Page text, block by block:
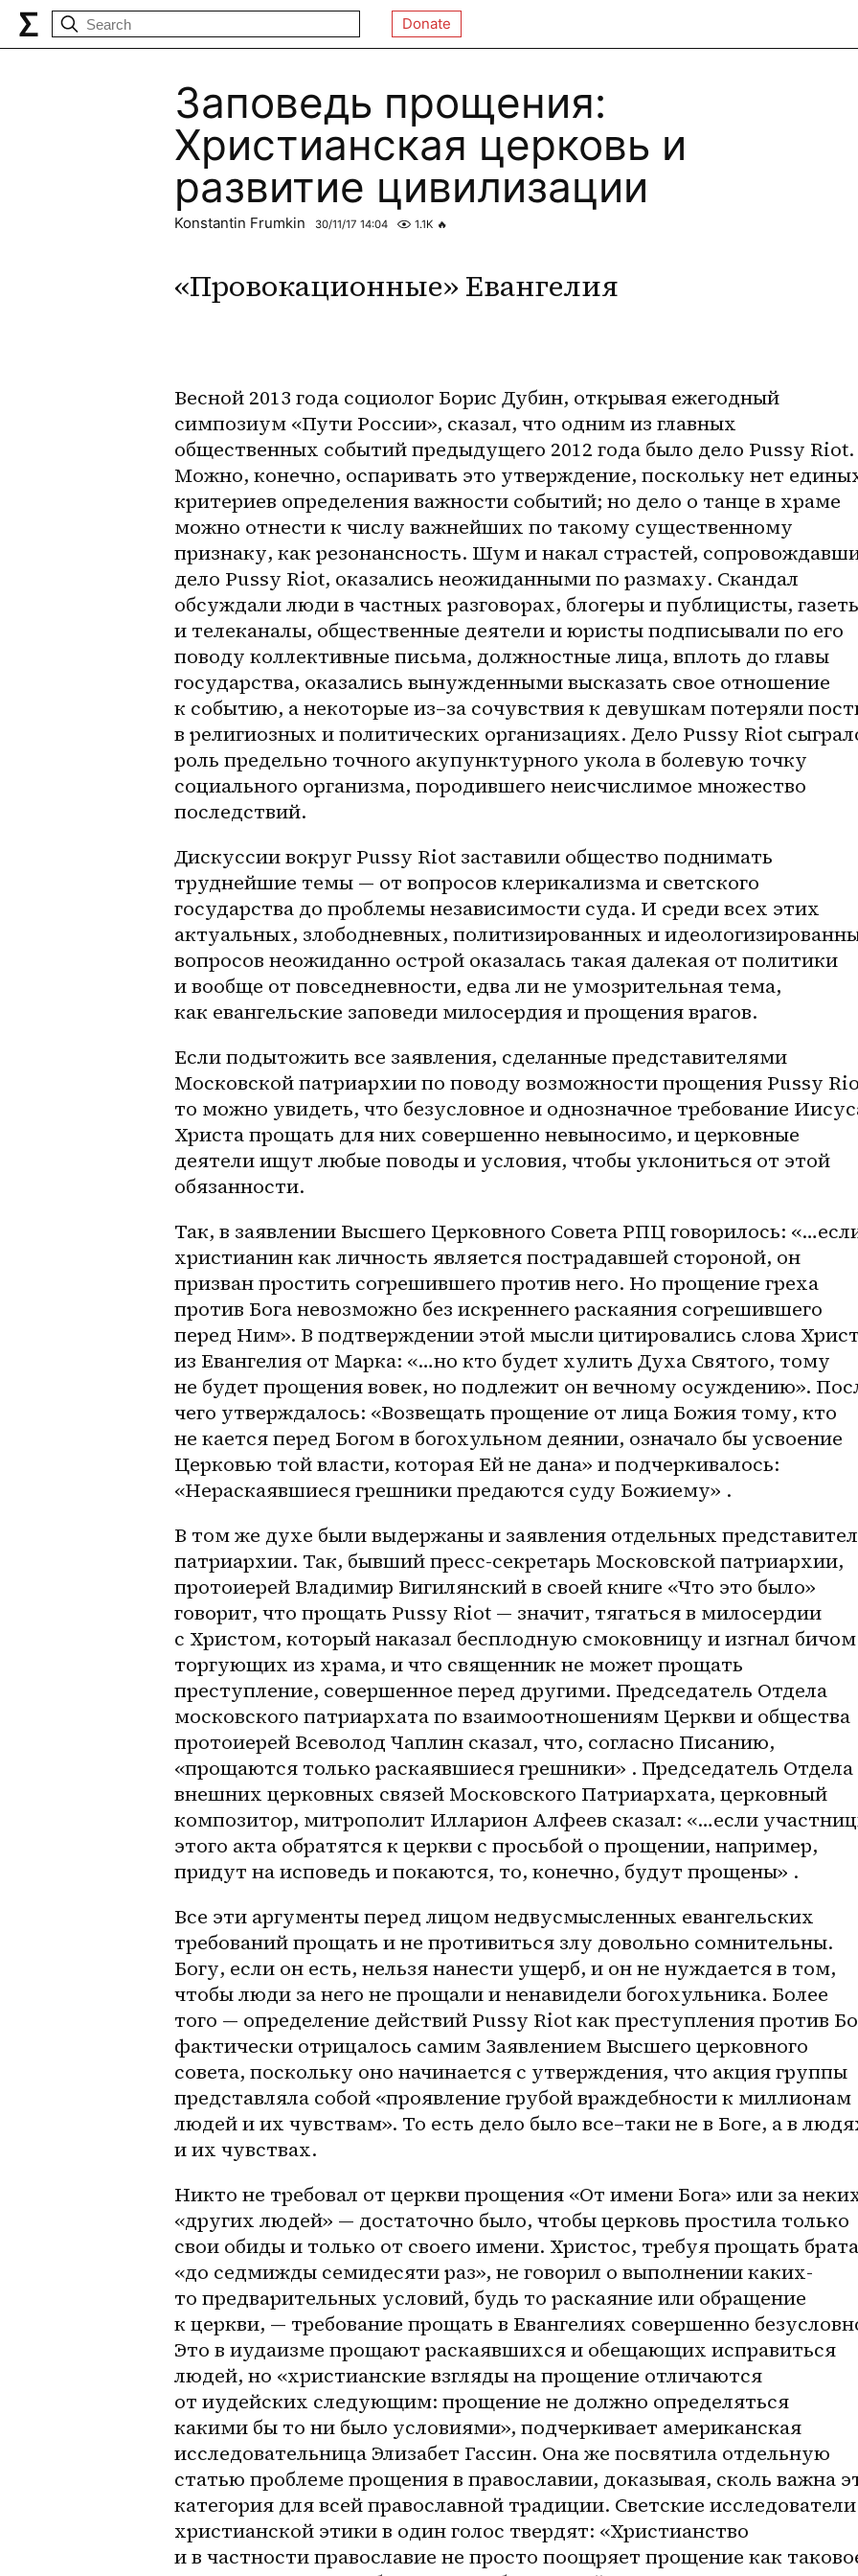
Donate
Заповедь прощения:
Христианская церковь и
развитие цивилизации
Konstantin Frumkin 30/11/17 14:04 1.1K 🔥
«Провокационные» Евангелия
Весной 2013 года социолог Борис Дубин, открывая ежегодный
симпозиум «Пути России», сказал, что одним из главных
общественных событий предыдущего 2012 года было дело Pussy Riot.
Можно, конечно, оспаривать это утверждение, поскольку нет
критериев определения важности событий; но дело о танце в храме
можно отнести к числу важнейших по такому существенному
признаку, как резонансность. Шум и накал страстей,
дело Pussy Riot, оказались неожиданными по размаху. Скандал
обсуждали люди в частных разговорах, блогеры и публицисты,
и телеканалы, общественные деятели и юристы подписывали по его
поводу коллективные письма, должностные лица, вплоть до главы
государства, оказались вынужденными высказать свое отношение
к событию, а некоторые из–за сочувствия к девушкам потеряли
в религиозных и политических организациях. Дело Pussy Riot
роль предельно точного акупунктурного укола в болевую точку
социального организма, породившего неисчислимое множество
последствий.
Дискуссии вокруг Pussy Riot заставили общество поднимать
труднейшие темы — от вопросов клерикализма и светского
государства до проблемы независимости суда. И среди всех этих
актуальных, злободневных, политизированных и
вопросов неожиданно острой оказалась такая далекая от политики
и вообще от повседневности, едва ли не умозрительная тема,
как евангельские заповеди милосердия и прощения врагов.
Если подытожить все заявления, сделанные представителями
Московской патриархии по поводу возможности прощения Pussy
то можно увидеть, что безусловное и однозначное требование
Христа прощать для них совершенно невыносимо, и церковные
деятели ищут любые поводы и условия, чтобы уклониться от этой
обязанности.
Так, в заявлении Высшего Церковного Совета РПЦ говорилось:
христианин как личность является пострадавшей стороной, он
призван простить согрешившего против него. Но прощение греха
против Бога невозможно без искреннего раскаяния согрешившего
перед Ним». В подтверждении этой мысли цитировались слова
из Евангелия от Марка: «…но кто будет хулить Духа Святого, тому
не будет прощения вовек, но подлежит он вечному осуждению».
чего утверждалось: «Возвещать прощение от лица Божия тому, кто
не кается перед Богом в богохульном деянии, означало бы усвоение
Церковью той власти, которая Ей не дана» и подчеркивалось:
«Нераскаявшиеся грешники предаются суду Божиему» .
В том же духе были выдержаны и заявления отдельных
патриархии. Так, бывший пресс-секретарь Московской патриархии,
протоиерей Владимир Вигилянский в своей книге «Что это было»
говорит, что прощать Pussy Riot — значит, тягаться в милосердии
с Христом, который наказал бесплодную смоковницу и изгнал бичом
торгующих из храма, и что священник не может прощать
преступление, совершенное перед другими. Председатель Отдела
московского патриархата по взаимоотношениям Церкви и общества
протоиерей Всеволод Чаплин сказал, что, согласно Писанию,
«прощаются только раскаявшиеся грешники» . Председатель Отдела
внешних церковных связей Московского Патриархата, церковный
композитор, митрополит Илларион Алфеев сказал: «…если
этого акта обратятся к церкви с просьбой о прощении, например,
придут на исповедь и покаются, то, конечно, будут прощены» .
Все эти аргументы перед лицом недвусмысленных евангельских
требований прощать и не противиться злу довольно сомнительны.
Богу, если он есть, нельзя нанести ущерб, и он не нуждается в том,
чтобы люди за него не прощали и ненавидели богохульника. Более
того — определение действий Pussy Riot как преступления против
фактически отрицалось самим Заявлением Высшего церковного
совета, поскольку оно начинается с утверждения, что акция группы
представляла собой «проявление грубой враждебности к миллионам
людей и их чувствам». То есть дело было все–таки не в Боге, а в
и их чувствах.
Никто не требовал от церкви прощения «От имени Бога» или за
«других людей» — достаточно было, чтобы церковь простила только
свои обиды и только от своего имени. Христос, требуя прощать брата
«до седмижды семидесяти раз», не говорил о выполнении каких-
то предварительных условий, будь то раскаяние или обращение
к церкви, — требование прощать в Евангелиях совершенно
Это в иудаизме прощают раскаявшихся и обещающих исправиться
людей, но «христианские взгляды на прощение отличаются
от иудейских следующим: прощение не должно определяться
какими бы то ни было условиями», подчеркивает американская
исследовательница Элизабет Гассин. Она же посвятила отдельную
статью проблеме прощения в православии, доказывая, сколь важна
категория для всей православной традиции. Светские исследователи
христианской этики в один голос твердят: «Христианство
и в частности православие не просто поощряет прощение как